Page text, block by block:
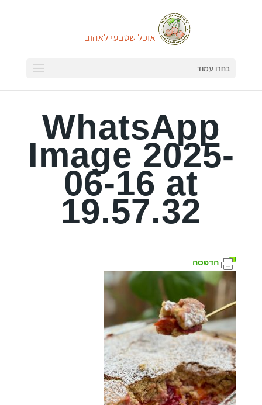
בחרו עמוד
WhatsApp
Image 2025-
06-16 at
19.57.32
הדפסה